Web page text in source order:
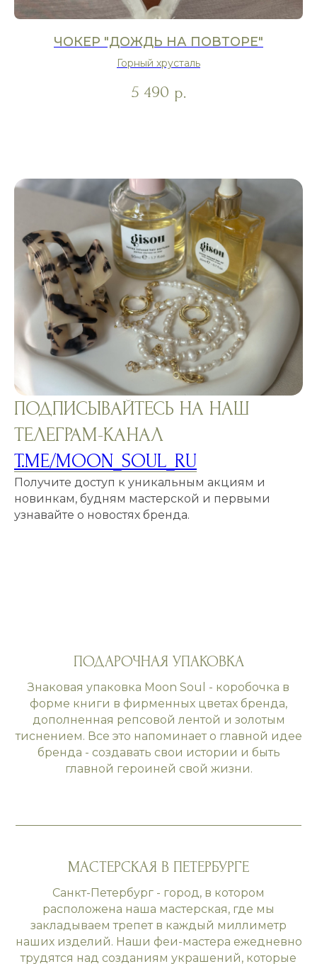
ЧОКЕР "ДОЖДЬ НА ПОВТОРЕ"
Горный хрусталь
5 490 р.
ПОДПИСЫВАЙТЕСЬ НА НАШ
ТЕЛЕГРАМ-КАНАЛ
T.ME/MOON_SOUL_RU
Получите доступ к уникальным акциям и
новинкам, будням мастерской и первыми
узнавайте о новостях бренда.
ПОДАРОЧНАЯ УПАКОВКА
Знаковая упаковка Moon Soul - коробочка в
форме книги в фирменных цветах бренда,
дополненная репсовой лентой и золотым
тиснением. Все это напоминает о главной идее
бренда - создавать свои истории и быть
главной героиней свой жизни.
МАСТЕРСКАЯ В ПЕТЕРБУРГЕ
Санкт-Петербург - город, в котором
расположена наша мастерская, где мы
закладываем трепет в каждый миллиметр
наших изделий. Наши феи-мастера ежедневно
трудятся над созданиям украшений, которые